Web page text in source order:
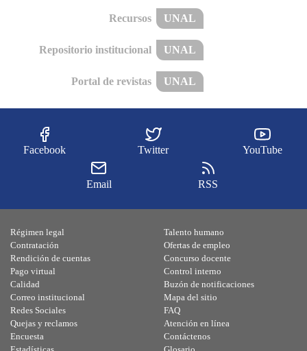
Recursos UNAL
Repositorio institucional UNAL
Portal de revistas UNAL
Facebook Twitter YouTube
Email RSS
Régimen legal
Contratación
Rendición de cuentas
Pago virtual
Calidad
Talento humano
Ofertas de empleo
Concurso docente
Control interno
Buzón de notificaciones
Correo institucional
Redes Sociales
Quejas y reclamos
Encuesta
Mapa del sitio
FAQ
Atención en línea
Contáctenos